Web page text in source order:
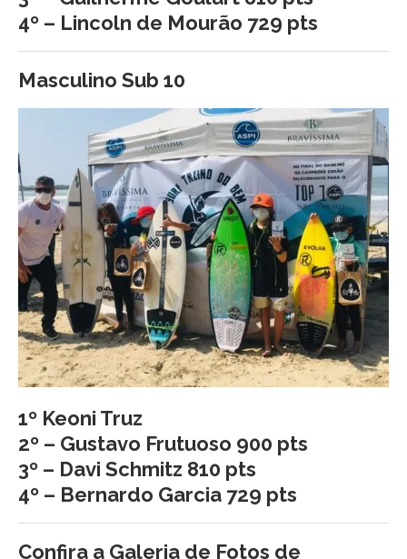
4º – Lincoln de Mourão 729 pts
Masculino Sub 10
1º Keoni Truz
2º – Gustavo Frutuoso 900 pts
3º – Davi Schmitz 810 pts
4º – Bernardo Garcia 729 pts
Confira a Galeria de Fotos de